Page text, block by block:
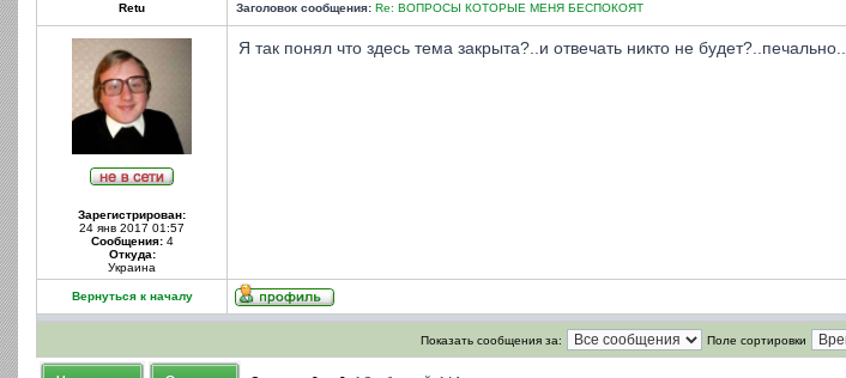
Retu Заголовок сообщения: Re: ВОПРОСЫ КОТОРЫЕ МЕНЯ БЕСПОКОЯТ
Зарегистрирован:
24 янв 2017 01:57
Сообщения:4
Откуда:
Украина
Я так понял что здесь тема закрыта?..и отвечать никто не будет?..печально..
Вернуться к началу
Показать сообщения за: Поле сортировки